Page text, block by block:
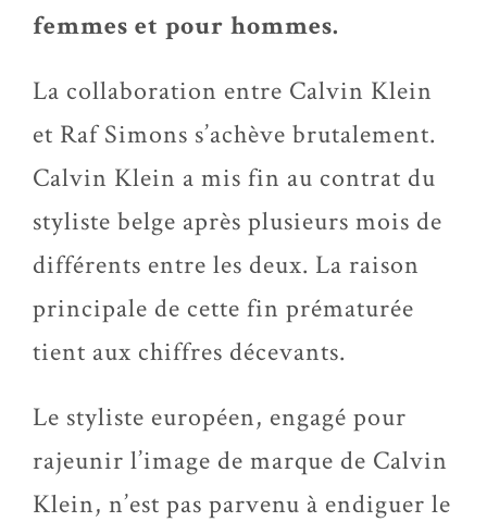
femmes et pour hommes.
La collaboration entre Calvin Klein
et Raf Simons s’achève brutalement.
Calvin Klein a mis fin au contrat du
styliste belge après plusieurs mois de
différents entre les deux. La raison
principale de cette fin prématurée
tient aux chiffres décevants.
Le styliste européen, engagé pour
rajeunir l’image de marque de Calvin
Klein, n’est pas parvenu à endiguer le